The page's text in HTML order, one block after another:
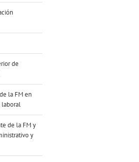
de
la FM en
laboral
de la FM y
y